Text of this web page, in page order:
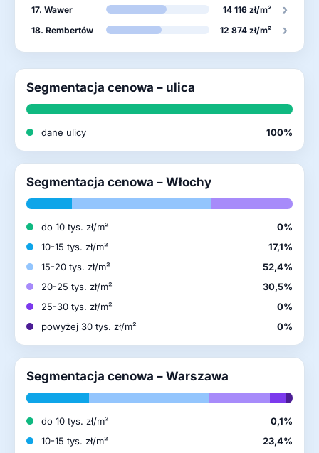
17. Wawer 14 116 zł/m² ›
18. Rembertów 12 874 zł/m² ›
Segmentacja cenowa – ulica
dane ulicy 100%
Segmentacja cenowa – Włochy
do 10 tys. zł/m²
0%
10-15 tys. zł/m²
17,1%
15-20 tys. zł/m²
52,4%
20-25 tys. zł/m²
30,5%
25-30 tys. zł/m²
0%
powyżej 30 tys. zł/m²
0%
Segmentacja cenowa – Warszawa
do 10 tys. zł/m²
0,1%
10-15 tys. zł/m²
23,4%